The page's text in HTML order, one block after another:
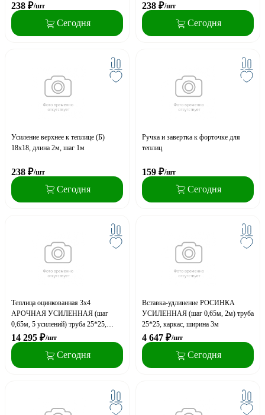
238 ₽/шт
Сегодня
238 ₽/шт
Сегодня
Усиление верхнее к теплице (Б)
18х18, длина 2м, шаг 1м
238 ₽/шт
Сегодня
Ручка и завертка к форточке для
теплиц
159 ₽/шт
Сегодня
Теплица оцинкованная 3х4
АРОЧНАЯ УСИЛЕННАЯ (шаг
0,65м, 5 усилений) труба 25*25,
каркас
14 295 ₽/шт
Сегодня
Вставка-удлинение РОСИНКА
УСИЛЕННАЯ (шаг 0,65м, 2м) труба
25*25, каркас, ширина 3м
4 647 ₽/шт
Сегодня